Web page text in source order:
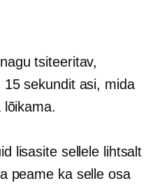
tsiteeritav,
15 sekunditasi, mida
lõikama.
lisasite sellele lihtsalt
peame ka selle osa